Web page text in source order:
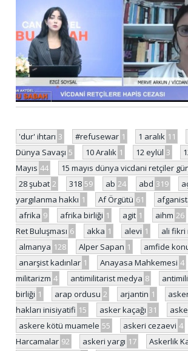
'dur' ihtarı 3 #refusewar 1 1 aralık 11
Dünya Savaşı 5 10 Aralık 1 12 eylül 3
Mayıs 44 15 mayıs dünya vicdani retçiler
28 şubat 2 318 59 ab 24 abd 319
yargılanma hakkı 1 Af Örgütü 61
afrika 9 afrika birliği 1 agit 1 aihm 26
Ret Buluşması 6 akka 1 alevi 1 ali fikri
almanya 128 Alper Sapan 1 amfide
anarşist kadınlar 1 Anayasa Mahkemesi 4
militarizm 4 antimilitarist medya 8
birliği 1 arap ordusu 2 arjantin 1
hakları inisiyatifi 15 asker kaçağı 31
askere kötü muamele 55 askeri cezaevi 4
Harcamalar 92 askeri yargı 17 Askerlik